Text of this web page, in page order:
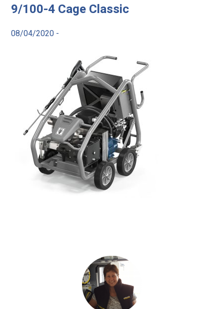
9/100-4 Cage Classic
08/04/2020 -